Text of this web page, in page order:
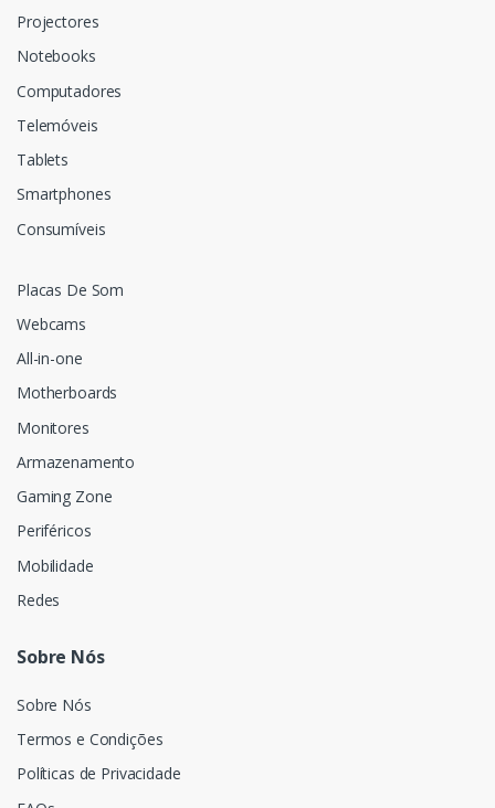
Projectores
Notebooks
Computadores
Telemóveis
Tablets
Smartphones
Consumíveis
Placas De Som
Webcams
All-in-one
Motherboards
Monitores
Armazenamento
Gaming Zone
Periféricos
Mobilidade
Redes
Sobre Nós
Sobre Nós
Termos e Condições
Políticas de Privacidade